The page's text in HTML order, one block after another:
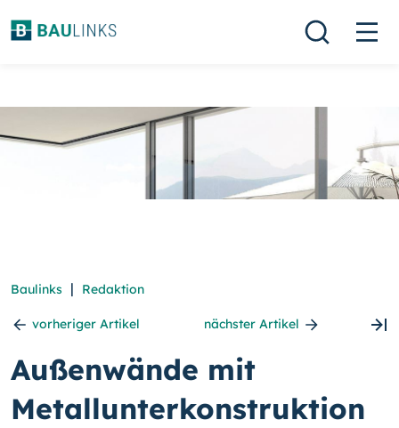
Baulinks | Redaktion
vorheriger Artikel nächster Artikel
Außenwände mit
Metallunterkonstruktion